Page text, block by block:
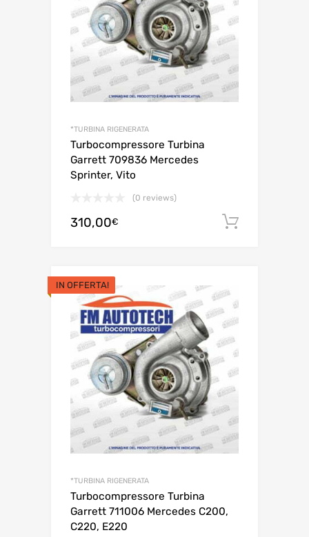
*TURBINA RIGENERATA
Turbocompressore Turbina
Garrett 709836 Mercedes
Sprinter, Vito
(0 reviews)
310,00€
IN OFFERTA!
*TURBINA RIGENERATA
Turbocompressore Turbina
Garrett 711006 Mercedes C200,
C220, E220